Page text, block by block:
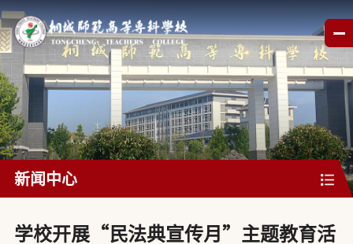
新闻中心
​学校开展“民法典宣传月”主题教育活